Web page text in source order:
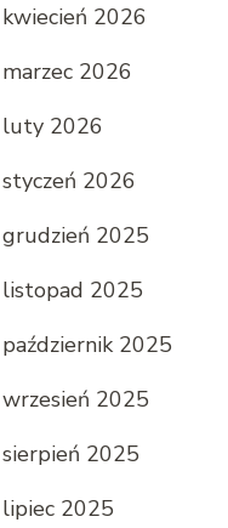
kwiecień 2026
marzec 2026
luty 2026
styczeń 2026
grudzień 2025
listopad 2025
październik 2025
wrzesień 2025
sierpień 2025
lipiec 2025